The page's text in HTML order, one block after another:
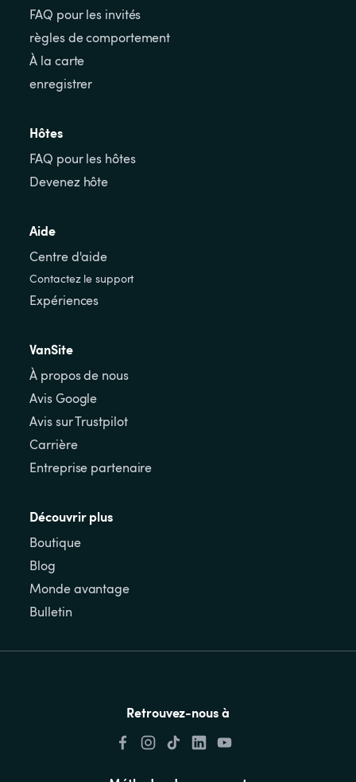
FAQ pour les invités
règles de comportement
À la carte
enregistrer
Hôtes
FAQ pour les hôtes
Devenez hôte
Aide
Centre d'aide
Contactez le support
Expériences
VanSite
À propos de nous
Avis Google
Avis sur Trustpilot
Carrière
Entreprise partenaire
Découvrir plus
Boutique
Blog
Monde avantage
Bulletin
Retrouvez-nous à